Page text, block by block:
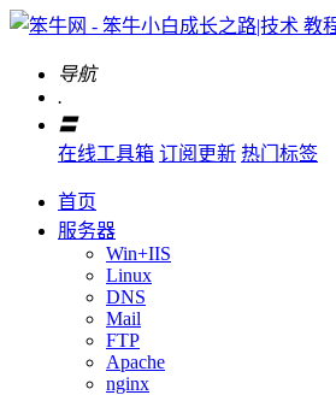
导航
.
〓
在线工具箱 订阅更新 热门标签
首页
服务器
Win+IIS
Linux
DNS
Mail
FTP
Apache
nginx